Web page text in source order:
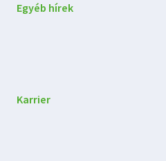
Egyéb hírek
Karrier